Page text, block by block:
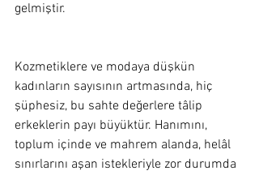
gelmiştir.
Kozmetiklere ve modaya düşkün
kadınların sayısının artmasında, hiç
şüphesiz, bu sahte değerlere tâlip
erkeklerin payı büyüktür. Hanımını,
toplum içinde ve mahrem alanda, helâl
sınırlarını aşan istekleriyle zor durumda